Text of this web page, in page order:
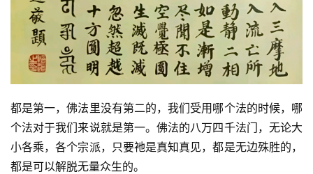
都是第一，佛法里没有第二的，我们受用哪个法的时候，哪
个法对于我们来说就是第一。佛法的八万四千法门，无论大
小各乘，各个宗派，只要祂是真知真见，都是无边殊胜的，
都是可以解脱无量众生的。